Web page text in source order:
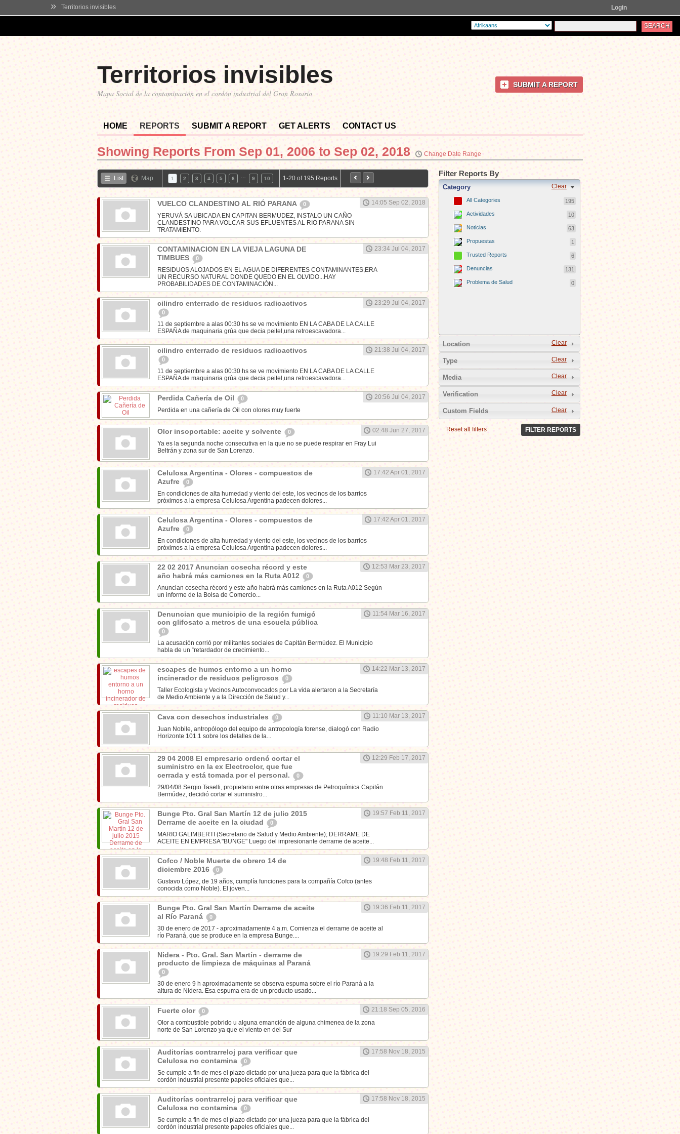
» Territorios invisibles Login
Territorios invisibles
Mapa Social de la contaminación en el cordón industrial del Gran Rosario
SUBMIT A REPORT
HOME REPORTS SUBMIT A REPORT GET ALERTS CONTACT US
Showing Reports From Sep 01, 2006 to Sep 02, 2018 Change Date Range
List Map 1 2 3 4 5 6 9 10 1-20 of 195 Reports
VUELCO CLANDESTINO AL RIÓ PARANA 0
14:05 Sep 02, 2018
YERUVÁ SA UBICADA EN CAPITAN BERMUDEZ, INSTALO UN CAÑO
CLANDESTINO PARA VOLCAR SUS EFLUENTES AL RIO PARANA SIN
TRATAMIENTO.
CONTAMINACION EN LA VIEJA LAGUNA DE
TIMBUES
0
23:34 Jul 04, 2017
RESIDUOS ALOJADOS EN EL AGUA DE DIFERENTES CONTAMINANTES,ERA
UN RECURSO NATURAL DONDE QUEDO EN EL OLVIDO...HAY
PROBABILIDADES DE CONTAMINACIÓN...
cilindro enterrado de residuos radioactivos
0
23:29 Jul 04, 2017
11 de septiembre a alas 00:30 hs se ve movimiento EN LA CABA DE LA CALLE
ESPAÑA de maquinaria grúa que decia peitel,una retroescavadora...
cilindro enterrado de residuos radioactivos
0
21:38 Jul 04, 2017
11 de septiembre a alas 00:30 hs se ve movimiento EN LA CABA DE LA CALLE
ESPAÑA de maquinaria grúa que decia peitel,una retroescavadora...
Perdida Cañería de Oil 0
20:56 Jul 04, 2017
Perdida en una cañería de Oil con olores muy fuerte
Olor insoportable: aceite y solvente 0
02:48 Jun 27, 2017
Ya es la segunda noche consecutiva en la que no se puede respirar en Fray Lui
Beltrán y zona sur de San Lorenzo.
Celulosa Argentina - Olores - compuestos de
Azufre
0
17:42 Apr 01, 2017
En condiciones de alta humedad y viento del este, los vecinos de los barrios
próximos a la empresa Celulosa Argentina padecen dolores...
Celulosa Argentina - Olores - compuestos de
Azufre
0
17:42 Apr 01, 2017
En condiciones de alta humedad y viento del este, los vecinos de los barrios
próximos a la empresa Celulosa Argentina padecen dolores...
22 02 2017 Anuncian cosecha récord y este
año habrá más camiones en la Ruta A012
0
12:53 Mar 23, 2017
Anuncian cosecha récord y este año habrá más camiones en la Ruta A012 Según
un informe de la Bolsa de Comercio...
Denuncian que municipio de la región fumigó
con glifosato a metros de una escuela pública
0
11:54 Mar 16, 2017
La acusación corrió por militantes sociales de Capitán Bermúdez. El Municipio
habla de un “retardador de crecimiento...
escapes de humos entorno a un horno
incinerador de residuos peligrosos
0
14:22 Mar 13, 2017
Taller Ecologista y Vecinos Autoconvocados por La vida alertaron a la Secretaría
de Medio Ambiente y a la Dirección de Salud y...
Cava con desechos industriales 0
11:10 Mar 13, 2017
Juan Nobile, antropólogo del equipo de antropología forense, dialogó con Radio
Horizonte 101.1 sobre los detalles de la...
29 04 2008 El empresario ordenó cortar el
suministro en la ex Electroclor, que fue
cerrada y está tomada por el personal.
0
12:29 Feb 17, 2017
29/04/08 Sergio Taselli, propietario entre otras empresas de Petroquímica Capitán
Bermúdez, decidió cortar el suministro...
Bunge Pto. Gral San Martín 12 de julio 2015
Derrame de aceite en la ciudad
0
19:57 Feb 11, 2017
MARIO GALIMBERTI (Secretario de Salud y Medio Ambiente); DERRAME DE
ACEITE EN EMPRESA "BUNGE" Luego del impresionante derrame de aceite...
Cofco / Noble Muerte de obrero 14 de
diciembre 2016
0
19:48 Feb 11, 2017
Gustavo López, de 19 años, cumplía funciones para la compañía Cofco (antes
conocida como Noble). El joven...
Bunge Pto. Gral San Martín Derrame de aceite
al Río Paraná
0
19:36 Feb 11, 2017
30 de enero de 2017 - aproximadamente 4 a.m. Comienza el derrame de aceite al
río Paraná, que se produce en la empresa Bunge....
Nidera - Pto. Gral. San Martín - derrame de
producto de limpieza de máquinas al Paraná
0
19:29 Feb 11, 2017
30 de enero 9 h aproximadamente se observa espuma sobre el río Paraná a la
altura de Nidera. Esa espuma era de un producto usado...
Fuerte olor 0
21:18 Sep 05, 2016
Olor a combustible pobrido u alguna emanción de alguna chimenea de la zona
norte de San Lorenzo ya que el viento en del Sur
Auditorías contrarreloj para verificar que
Celulosa no contamina
0
17:58 Nov 18, 2015
Se cumple a fin de mes el plazo dictado por una jueza para que la fábrica del
cordón industrial presente papeles oficiales que...
Auditorías contrarreloj para verificar que
Celulosa no contamina
0
17:58 Nov 18, 2015
Se cumple a fin de mes el plazo dictado por una jueza para que la fábrica del
cordón industrial presente papeles oficiales que...
Filter Reports By
Clear
Category
All Categories 195
Actividades 10
Noticias 63
Propuestas 1
Trusted Reports 6
Denuncias 131
Problema de Salud 0
Clear
Location
Clear
Type
Clear
Media
Clear
Verification
Clear
Custom Fields
Reset all filters FILTER REPORTS